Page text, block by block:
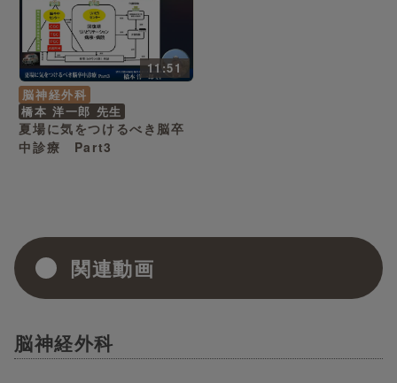
11:51
脳神経外科
橋本 洋一郎 先生
夏場に気をつけるべき脳卒
中診療 Part3
関連動画
脳神経外科